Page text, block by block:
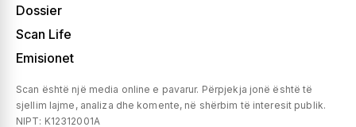
Dossier
Scan Life
Emisionet
Scan është një media online e pavarur. Përpjekja jonë është të
sjellim lajme, analiza dhe komente, në shërbim të interesit publik.
NIPT: K12312001A